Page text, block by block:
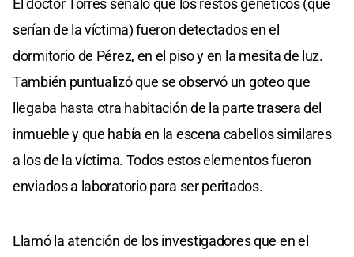
serían de la víctima) fueron detectados en el
dormitorio de Pérez, en el piso y en la mesita de luz.
También puntualizó que se observó un goteo que
llegaba hasta otra habitación de la parte trasera del
inmueble y que había en la escena cabellos similares
a los de la víctima. Todos estos elementos fueron
enviados a laboratorio para ser peritados.
Llamó la atención de los investigadores que en el